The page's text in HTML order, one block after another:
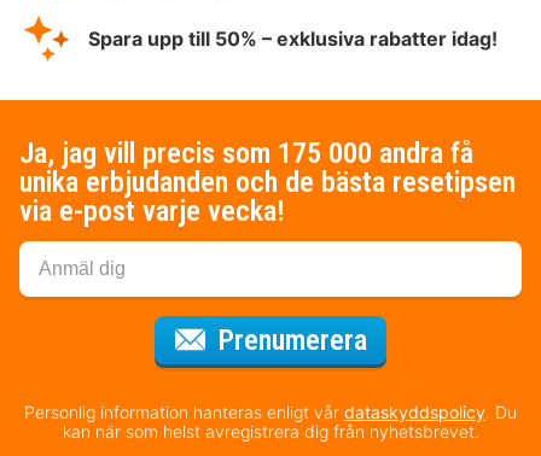
Spara upp till 50% – exklusiva rabatter idag!
Ja, jag vill precis som 175 000 andra få
unika erbjudanden och de bästa resetipsen
via e-post varje vecka!
Prenumerera
Personlig information hanteras enligt vår dataskyddspolicy. Du
kan när som helst avregistrera dig från nyhetsbrevet.